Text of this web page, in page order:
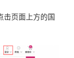
击页面上方的国